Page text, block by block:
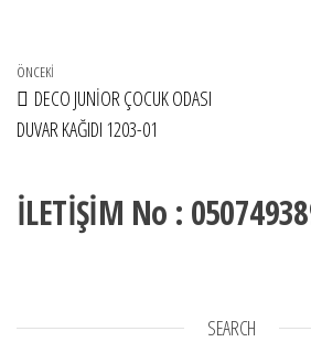
Yazı gezinmesi
Önceki Yazı
ÖNCEKI
DECO JUNİOR ÇOCUK ODASI
DUVAR KAĞIDI 1203-01
İLETİŞİM No :
SEARCH